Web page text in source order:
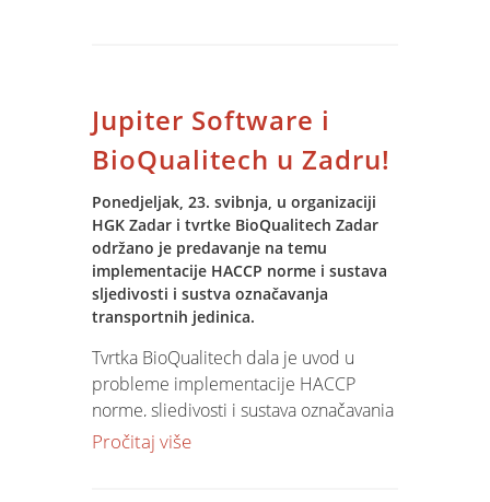
Jupiter Software i
BioQualitech u Zadru!
Ponedjeljak, 23. svibnja, u organizaciji
HGK Zadar i tvrtke BioQualitech Zadar
održano je predavanje na temu
implementacije HACCP norme i sustava
sljedivosti i sustva označavanja
transportnih jedinica.
Tvrtka BioQualitech dala je uvod u
probleme implementacije HACCP
norme, sljedivosti i sustava označavanja
transportnih jedinica kod EAN 128.
Pročitaj više